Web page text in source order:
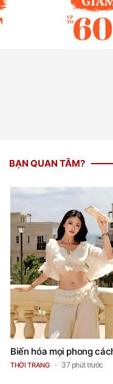
BẠN QUAN TÂM?
Biến hóa mọi phong
THỜI TRANG 37 phút trước